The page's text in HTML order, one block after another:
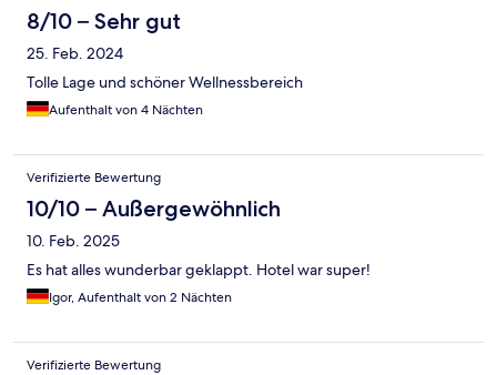
8/10 – Sehr gut
25. Feb. 2024
Tolle Lage und schöner Wellnessbereich
Aufenthalt von 4 Nächten
Verifizierte Bewertung
10/10 – Außergewöhnlich
10. Feb. 2025
Es hat alles wunderbar geklappt. Hotel war super!
Igor, Aufenthalt von 2 Nächten
Verifizierte Bewertung